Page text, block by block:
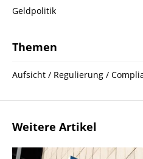
Geldpolitik
Themen
Aufsicht / Regulierung /
Weitere Artikel